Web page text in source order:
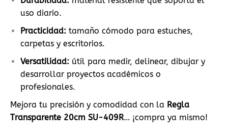
uso diario.
Practicidad: tamaño cómodo para estuches,
carpetas y escritorios.
Versatilidad: útil para medir, delinear, dibujar y
desarrollar proyectos académicos o
profesionales.
Mejora tu precisión y comodidad con la Regla
Transparente 20cm SU-409R… ¡compra ya mismo!